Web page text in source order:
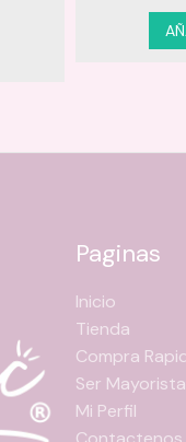
Paginas
Inicio
Tienda
Compra
Ser Mayorista
Mi Perfil